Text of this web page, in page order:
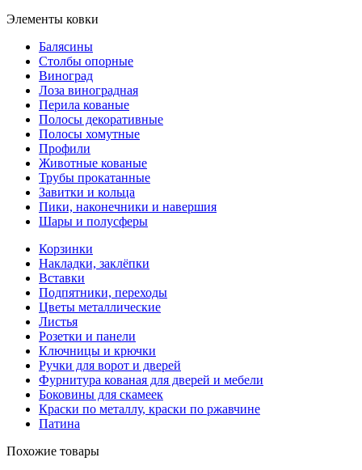
Элементы ковки
Балясины
Столбы опорные
Виноград
Лоза виноградная
Перила кованые
Полосы декоративные
Полосы хомутные
Профили
Животные кованые
Трубы прокатанные
Завитки и кольца
Пики, наконечники и навершия
Шары и полусферы
Корзинки
Накладки, заклёпки
Вставки
Подпятники, переходы
Цветы металлические
Листья
Розетки и панели
Ключницы и крючки
Ручки для ворот и дверей
Фурнитура кованая для дверей и мебели
Боковины для скамеек
Краски по металлу, краски по ржавчине
Патина
Похожие товары